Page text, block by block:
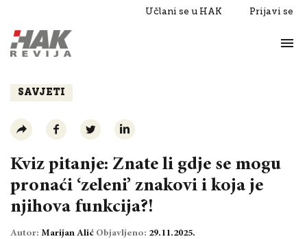
Učlani se u HAK Prijavi se
Razgovori
SAVJETI
Kviz pitanje: Znate li gdje se mogu
pronaći ‘zeleni’ znakovi i koja je
njihova funkcija?!
Autor: Marijan Alić Objavljeno: 29.11.2025.